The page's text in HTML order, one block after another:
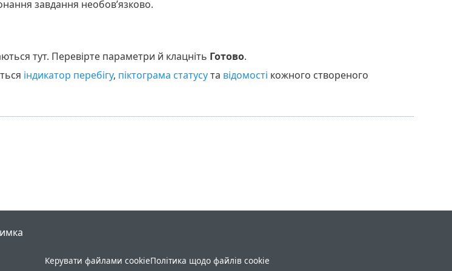
завдання необов’язково.
тут. Перевірте параметри й клацніть Готово.
індикатор перебігу, піктограма статусута відомості кожного створеного
Керувати файлами cookieПолітика щодо файлів cookie